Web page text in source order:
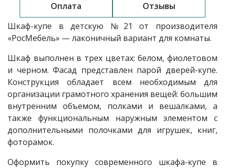
Оплата
Отзывы
Шкаф-купе в детскую №21 от производителя
«РосМебель» — лаконичный вариант для комнаты.
Шкаф выполнен в трех цветах: белом, фиолетовом
и черном. Фасад представлен парой дверей-купе.
Конструкция обладает всем необходимым для
организации грамотного хранения вещей: большим
внутренним объемом, полками и вешалками, а
также функциональным наружным элементом с
дополнительными полочками для игрушек, книг,
фоторамок.
Оформить покупку современного шкафа-купе в